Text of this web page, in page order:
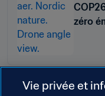
zéro
Vie privée et